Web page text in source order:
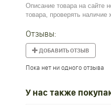
Описание товара на сайте
товара, проверять наличие
Отзывы:
ДОБАВИТЬ ОТЗЫВ
Пока нет ни одного отзыва
У нас также